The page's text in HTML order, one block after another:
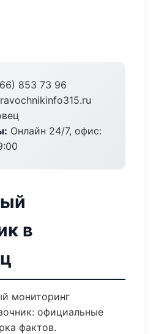
853 73 96
Онлайн 24/7, офис:
в
мониторинг
официальные
фактов.